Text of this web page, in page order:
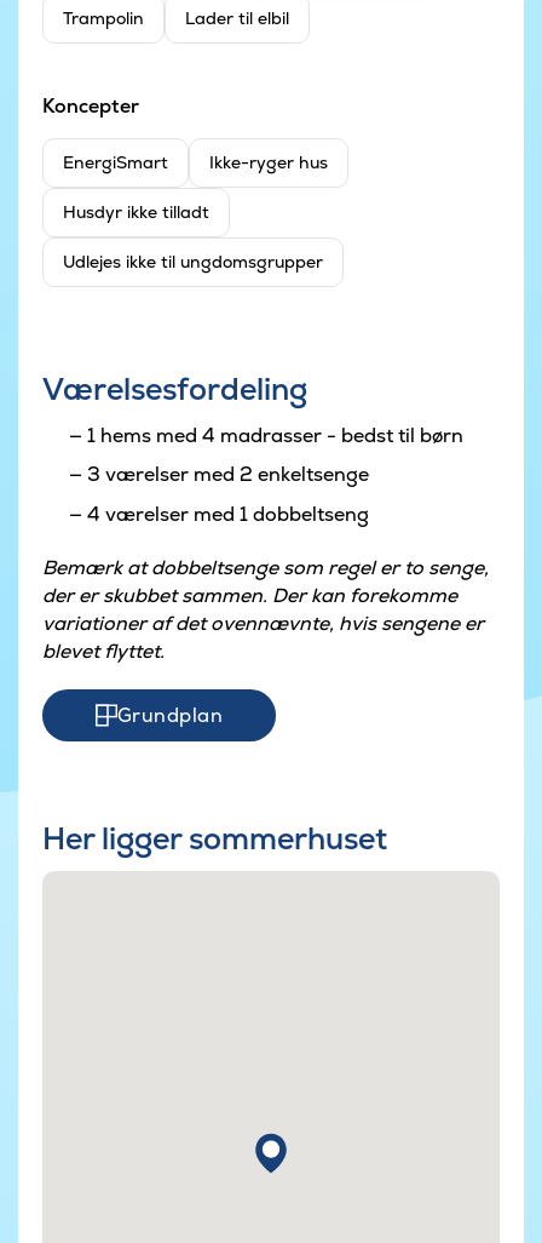
Trampolin Lader til elbil
Koncepter
EnergiSmart Ikke-ryger hus
Husdyr ikke tilladt
Udlejes ikke til ungdomsgrupper
Værelsesfordeling
1 hems med 4 madrasser - bedst til børn
3 værelser med 2 enkeltsenge
4 værelser med 1 dobbeltseng
Bemærk at dobbeltsenge som regel er to senge,
der er skubbet sammen. Der kan forekomme
variationer af det ovennævnte, hvis sengene er
blevet flyttet.
Grundplan
Her ligger sommerhuset